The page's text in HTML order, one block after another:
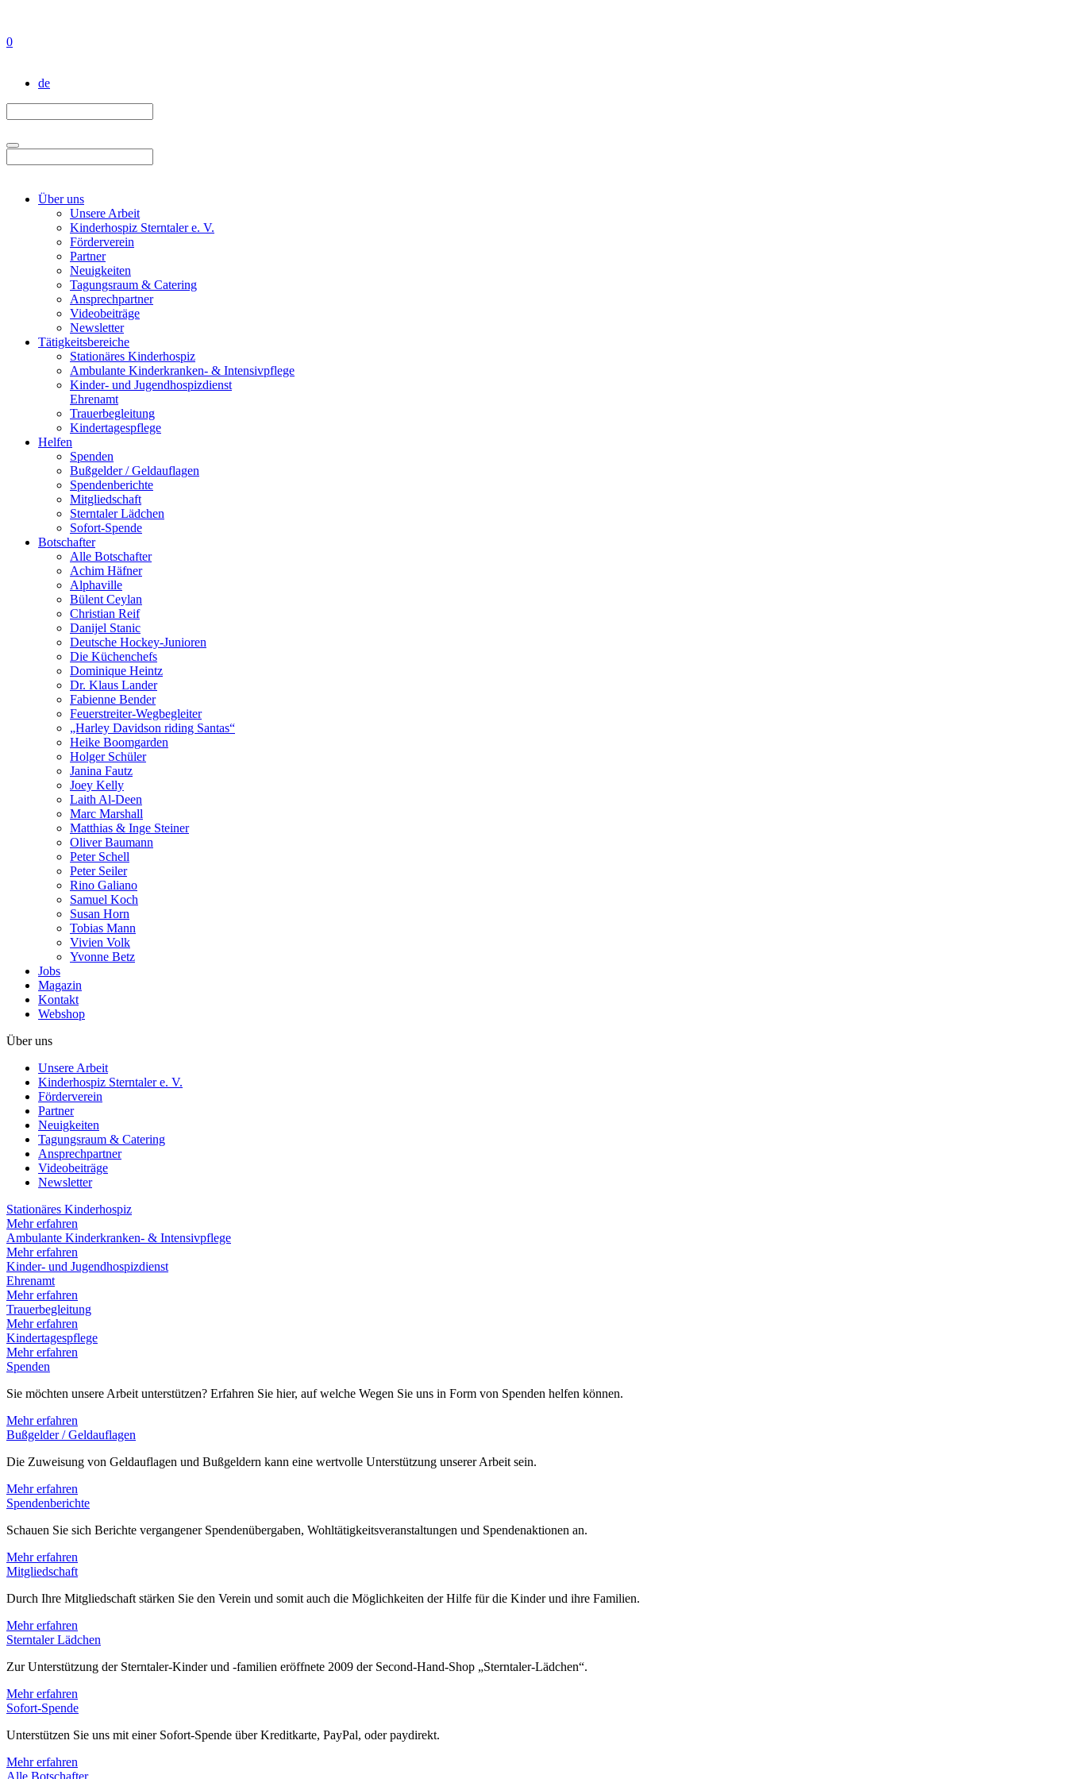
0
de
Über uns
Unsere Arbeit
Kinderhospiz Sterntaler e. V.
Förderverein
Partner
Neuigkeiten
Tagungsraum & Catering
Ansprechpartner
Videobeiträge
Newsletter
Tätigkeitsbereiche
Stationäres Kinderhospiz
Ambulante Kinderkranken- & Intensivpflege
Kinder- und Jugendhospizdienst
Ehrenamt
Trauerbegleitung
Kindertagespflege
Helfen
Spenden
Bußgelder / Geldauflagen
Spendenberichte
Mitgliedschaft
Sterntaler Lädchen
Sofort-Spende
Botschafter
Alle Botschafter
Achim Häfner
Alphaville
Bülent Ceylan
Christian Reif
Danijel Stanic
Deutsche Hockey-Junioren
Die Küchenchefs
Dominique Heintz
Dr. Klaus Lander
Fabienne Bender
Feuerstreiter-Wegbegleiter
„Harley Davidson riding Santas“
Heike Boomgarden
Holger Schüler
Janina Fautz
Joey Kelly
Laith Al-Deen
Marc Marshall
Matthias & Inge Steiner
Oliver Baumann
Peter Schell
Peter Seiler
Rino Galiano
Samuel Koch
Susan Horn
Tobias Mann
Vivien Volk
Yvonne Betz
Jobs
Magazin
Kontakt
Webshop
Über uns
Unsere Arbeit
Kinderhospiz Sterntaler e. V.
Förderverein
Partner
Neuigkeiten
Tagungsraum & Catering
Ansprechpartner
Videobeiträge
Newsletter
Stationäres Kinderhospiz
Mehr erfahren
Ambulante Kinderkranken- & Intensivpflege
Mehr erfahren
Kinder- und Jugendhospizdienst
Ehrenamt
Mehr erfahren
Trauerbegleitung
Mehr erfahren
Kindertagespflege
Mehr erfahren
Spenden
Sie möchten unsere Arbeit unterstützen? Erfahren Sie hier, auf welche Wegen Sie uns in Form von Spenden helfen können.
Mehr erfahren
Bußgelder / Geldauflagen
Die Zuweisung von Geldauflagen und Bußgeldern kann eine wertvolle Unterstützung unserer Arbeit sein.
Mehr erfahren
Spendenberichte
Schauen Sie sich Berichte vergangener Spendenübergaben, Wohltätigkeitsveranstaltungen und Spendenaktionen an.
Mehr erfahren
Mitgliedschaft
Durch Ihre Mitgliedschaft stärken Sie den Verein und somit auch die Möglichkeiten der Hilfe für die Kinder und ihre Familien.
Mehr erfahren
Sterntaler Lädchen
Zur Unterstützung der Sterntaler-Kinder und -familien eröffnete 2009 der Second-Hand-Shop „Sterntaler-Lädchen“.
Mehr erfahren
Sofort-Spende
Unterstützen Sie uns mit einer Sofort-Spende über Kreditkarte, PayPal, oder paydirekt.
Mehr erfahren